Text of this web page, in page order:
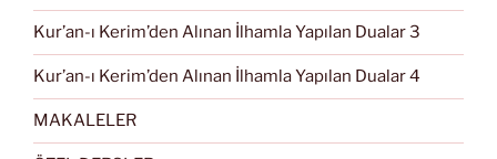
Kur’an-ı Kerim’den Alınan İlhamla Yapılan Dualar 3
Kur’an-ı Kerim’den Alınan İlhamla Yapılan Dualar 4
MAKALELER